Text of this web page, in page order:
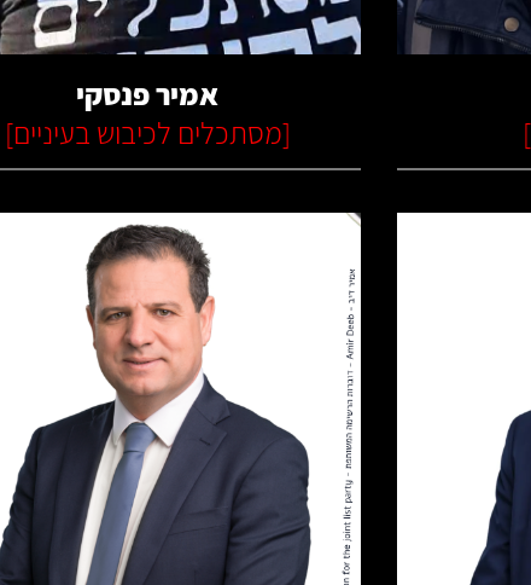
]
אמיר פנסקי
[מסתכלים לכיבוש בעיניים]
קרא עוד